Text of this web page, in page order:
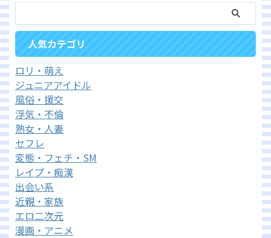
人気カテゴリ
ロリ・萌え
ジュニアアイドル
風俗・援交
浮気・不倫
熟女・人妻
セフレ
変態・フェチ・SM
レイプ・痴漢
出会い系
近親・家族
エロ二次元
漫画・アニメ